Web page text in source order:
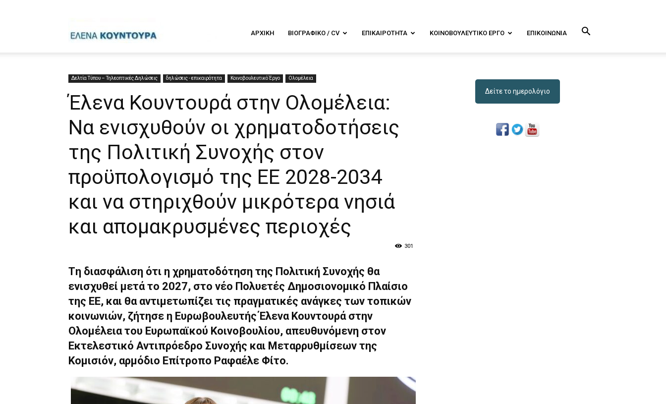
Κουντουρά
ΑΡΧΙΚΉ ΒΙΟΓΡΑΦΙΚΌ / CV ΕΠΙΚΑΙΡΌΤΗΤΑ ΚΟΙΝΟΒΟΥΛΕΥΤΙΚΌ ΕΡΓΟ ΕΠΙΚΟΙΝΩΝΊΑ
Δελτία Τύπου – Τηλεοπτικές Δηλώσεις δηλώσεις - επικαιρότητα Κοινοβουλευτικό Έργο Ολομέλεια
Έλενα Κουντουρά στην Ολομέλεια:
Να ενισχυθούν οι χρηματοδοτήσεις
της Πολιτική Συνοχής στον
προϋπολογισμό της ΕΕ 2028-2034
και να στηριχθούν μικρότερα νησιά
και απομακρυσμένες περιοχές
301
Tη διασφάλιση ότι η χρηματοδότηση της Πολιτική Συνοχής θα
ενισχυθεί μετά το 2027, στο νέο Πολυετές Δημοσιονομικό Πλαίσιο
της ΕΕ, και θα αντιμετωπίζει τις πραγματικές ανάγκες των τοπικών
κοινωνιών, ζήτησε η Ευρωβουλευτής Έλενα Κουντουρά στην
Ολομέλεια του Ευρωπαϊκού Κοινοβουλίου, απευθυνόμενη στον
Εκτελεστικό Αντιπρόεδρο Συνοχής και Μεταρρυθμίσεων της
Κομισιόν, αρμόδιο Επίτροπο Ραφαέλε Φίτο.
Δείτε το ημερολόγιο